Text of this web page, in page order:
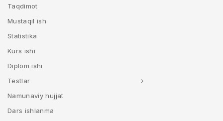
Taqdimot
Mustaqil ish
Statistika
Kurs ishi
Diplom ishi
Testlar
Namunaviy hujjat
Dars ishlanma